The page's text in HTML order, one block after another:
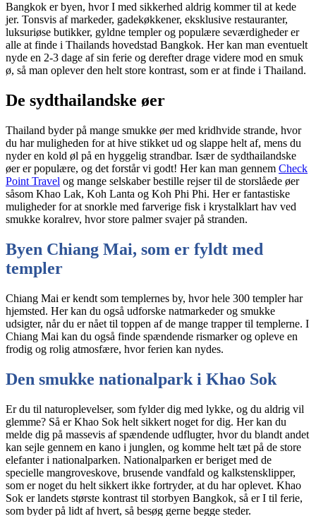
Bangkok er byen, hvor I med sikkerhed aldrig kommer til at kede
jer. Tonsvis af markeder, gadekøkkener, eksklusive restauranter,
luksuriøse butikker, gyldne templer og populære seværdigheder er
alle at finde i Thailands hovedstad Bangkok. Her kan man eventuelt
nyde en 2-3 dage af sin ferie og derefter drage videre mod en smuk
ø, så man oplever den helt store kontrast, som er at finde i Thailand.
De sydthailandske øer
Thailand byder på mange smukke øer med kridhvide strande, hvor
du har muligheden for at hive stikket ud og slappe helt af, mens du
nyder en kold øl på en hyggelig strandbar. Især de sydthailandske
øer er populære, og det forstår vi godt! Her kan man gennem Check
Point Travel og mange selskaber bestille rejser til de storslåede øer
såsom Khao Lak, Koh Lanta og Koh Phi Phi. Her er fantastiske
muligheder for at snorkle med farverige fisk i krystalklart hav ved
smukke koralrev, hvor store palmer svajer på stranden.
Byen Chiang Mai, som er fyldt med
templer
Chiang Mai er kendt som templernes by, hvor hele 300 templer har
hjemsted. Her kan du også udforske natmarkeder og smukke
udsigter, når du er nået til toppen af de mange trapper til templerne. I
Chiang Mai kan du også finde spændende rismarker og opleve en
frodig og rolig atmosfære, hvor ferien kan nydes.
Den smukke nationalpark i Khao Sok
Er du til naturoplevelser, som fylder dig med lykke, og du aldrig vil
glemme? Så er Khao Sok helt sikkert noget for dig. Her kan du
melde dig på massevis af spændende udflugter, hvor du blandt andet
kan sejle gennem en kano i junglen, og komme helt tæt på de store
elefanter i nationalparken. Nationalparken er beriget med de
specielle mangroveskove, brusende vandfald og kalkstensklipper,
som er noget du helt sikkert ikke fortryder, at du har oplevet. Khao
Sok er landets største kontrast til storbyen Bangkok, så er I til ferie,
som byder på lidt af hvert, så besøg gerne begge steder.